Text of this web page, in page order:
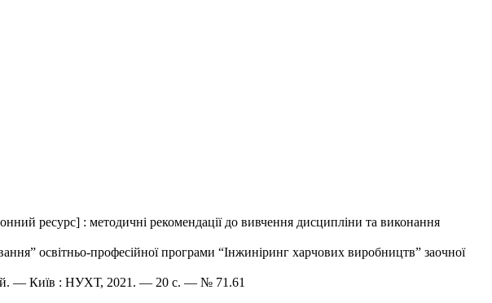
ресурс] : методичні рекомендації до вивчення дисципліни та виконання
освітньо-професійної програми “Інжиніринг харчових виробництв” заочної
— Київ : НУХТ, 2021. — 20 с. — № 71.61